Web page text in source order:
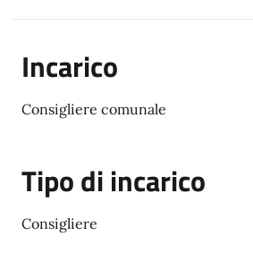
Incarico
Consigliere comunale
Tipo di incarico
Consigliere